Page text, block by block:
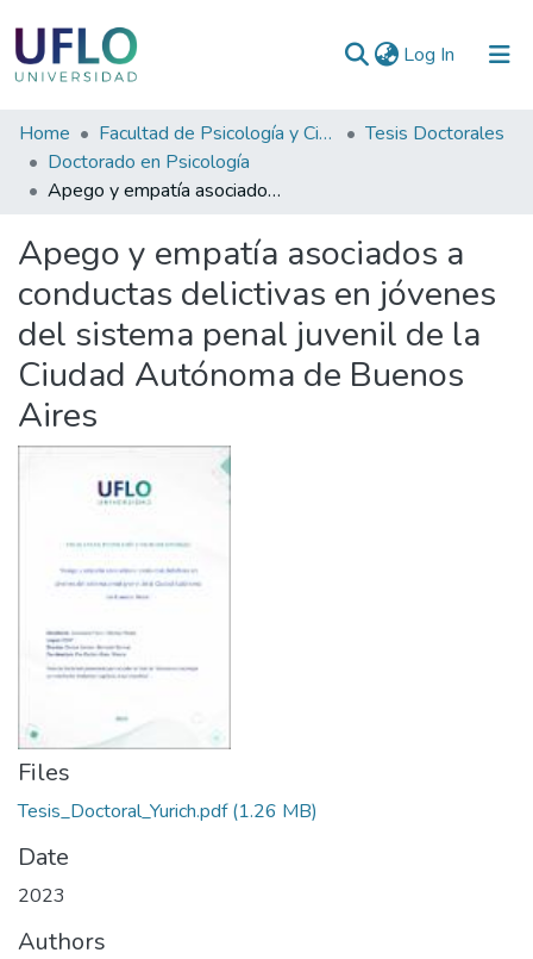
Log In (current)
Communities
&
Collections
All of RIUFLO
Statistics
Home Facultad de Psicología y Ciencias Sociales
Tesis Doctorales
Doctorado en Psicología
Apego y empatía asociados a conductas delictivas en jóvenes del sistema penal juvenil de la Ciudad Autónoma de Buenos Aires
Apego y empatía asociados a
conductas delictivas en jóvenes
del sistema penal juvenil de la
Ciudad Autónoma de Buenos
Aires
Files
Tesis_Doctoral_Yurich.pdf(1.26 MB)
Date
2023
Authors